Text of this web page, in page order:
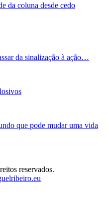
da coluna desde cedo
da sinalização à ação…
que pode mudar uma vida
reservados.